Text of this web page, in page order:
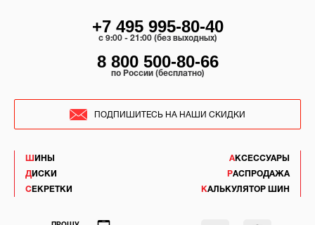
ШИНЫ
ДИСКИ
СЕКРЕТКИ
АКСЕССУАРЫ
РАСПРОДАЖА
КАЛЬКУЛЯТОР ШИН
+7 495 995-80-40
c 9:00 - 21:00 (без выходных)
8 800 500-80-66
по России (бесплатно)
ПОДПИШИТЕСЬ НА НАШИ СКИДКИ